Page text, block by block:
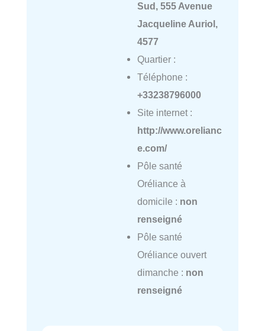
Sud, 555 Avenue
Jacqueline Auriol,
4577
Quartier :
Téléphone :
+33238796000
Site internet :
http://www.orelianc
e.com/
Pôle santé
Oréliance à
domicile : non
renseigné
Pôle santé
Oréliance ouvert
dimanche : non
renseigné